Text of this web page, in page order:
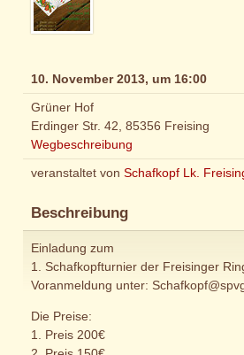
10. November 2013, um 16:00
Grüner Hof
Erdinger Str. 42, 85356 Freising
Wegbeschreibung
veranstaltet von Schafkopf Lk.
Beschreibung
Einladung zum
1. Schafkopfturnier der Freisinger
Voranmeldung unter:
Die Preise:
1. Preis 200€